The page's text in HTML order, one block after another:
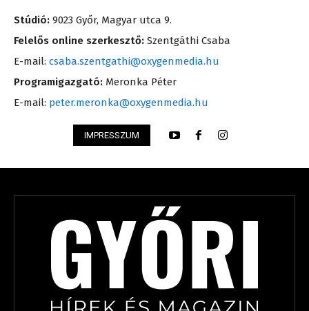
Stúdió: 9023 Győr, Magyar utca 9.
Felelős online szerkesztő: Szentgáthi Csaba
E-mail: csaba.szentgathi@oxygenmedia.hu
Programigazgató: Meronka Péter
E-mail: peter.meronka@oxygenmedia.hu
IMPRESSZUM